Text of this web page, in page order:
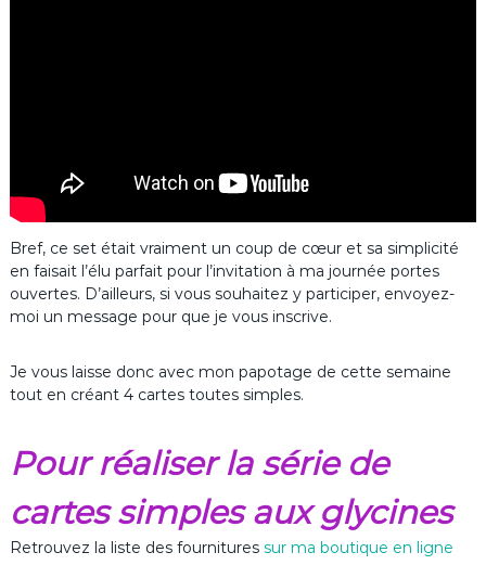
Bref, ce set était vraiment un coup de cœur et sa simplicité
en faisait l’élu parfait pour l’invitation à ma journée portes
ouvertes. D’ailleurs, si vous souhaitez y participer, envoyez-
moi un message pour que je vous inscrive.
Je vous laisse donc avec mon papotage de cette semaine
tout en créant 4 cartes toutes simples.
Pour réaliser la série de
cartes simples aux glycines
Retrouvez la liste des fournitures sur ma boutique en ligne